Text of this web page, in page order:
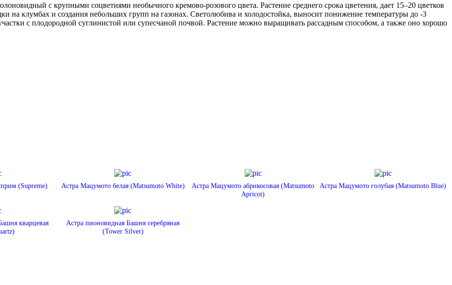
с крупными соцветиями необычного кремово-розового цвета. Растение среднего срока цветения, дает 15–20 цветков
на клумбах и создания небольших групп на газонах. Светолюбива и холодостойка, выносит понижение температуры до -3
с плодородной суглинистой или супесчаной почвой. Растение можно выращивать рассадным способом, а также оно хорошо
(Supreme) Астра Мацумото белая (Matsumoto White)
Астра Мацумото абрикосовая (Matsumoto
Apricot)
Астра Мацумото голубая (Matsumoto Blue)
кварцевая
Астра пионовидная Башня серебряная
(Tower Silver)